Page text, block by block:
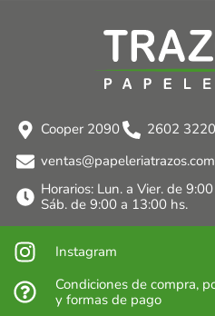
Cooper 2090 2602 3220
Horarios: Lun. a Vier. de
Sáb. de 9:00 a 13:00 hs.
Instagram
Condiciones de compra,
y formas de pago